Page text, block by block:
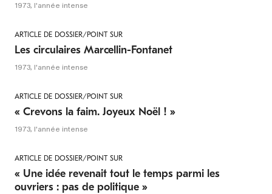
1973, l'année intense
ARTICLE DE DOSSIER/POINT SUR
Les circulaires Marcellin-Fontanet
1973, l'année intense
ARTICLE DE DOSSIER/POINT SUR
« Crevons la faim. Joyeux Noël ! »
1973, l'année intense
ARTICLE DE DOSSIER/POINT SUR
« Une idée revenait tout le temps parmi les
ouvriers : pas de politique »